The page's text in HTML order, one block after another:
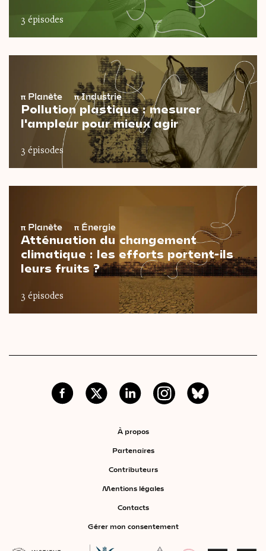
3 épisodes
π Planète πIndustrie
Pollution plastique : mesurer
l'ampleur pour mieux agir
3 épisodes
π Planète π Énergie
Atténuation du changement
climatique : les efforts portent-ils
leurs fruits ?
3 épisodes
À propos
Partenaires
Contributeurs
Mentions légales
Contacts
Gérer mon consentement